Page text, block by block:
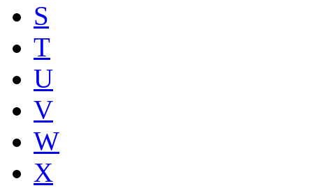
S
T
U
V
W
X